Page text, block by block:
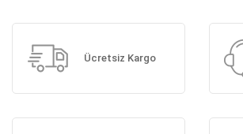
Ücretsiz Kargo